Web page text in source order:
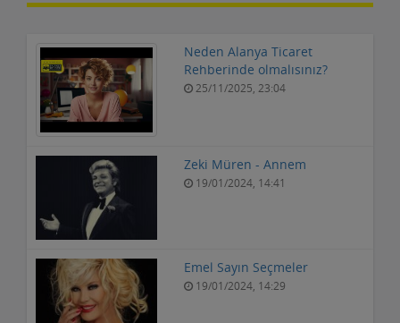
Neden Alanya Ticaret
Rehberinde olmalısınız?
25/11/2025, 23:04
Zeki Müren - Annem
19/01/2024, 14:41
Emel Sayın Seçmeler
19/01/2024, 14:29